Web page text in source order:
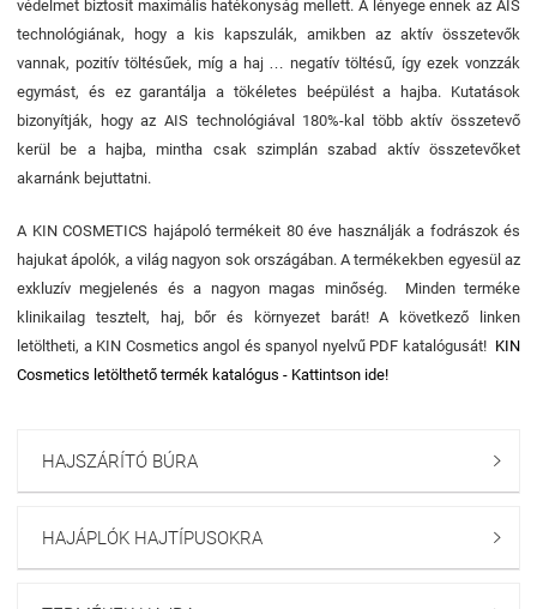
védelmet biztosít maximális hatékonyság mellett. A lényege ennek az AIS
technológiának, hogy a kis kapszulák, amikben az aktív összetevők
vannak, pozitív töltésűek, míg a haj … negatív töltésű, így ezek vonzzák
egymást, és ez garantálja a tökéletes beépülést a hajba. Kutatások
bizonyítják, hogy az AIS technológiával 180%-kal több aktív összetevő
kerül be a hajba, mintha csak szimplán szabad aktív összetevőket
akarnánk bejuttatni.
A KIN COSMETICS hajápoló termékeit 80 éve használják a fodrászok és
hajukat ápolók, a világ nagyon sok országában. A termékekben egyesül az
exkluzív megjelenés és a nagyon magas minőség. Minden terméke
klinikailag tesztelt, haj, bőr és környezet barát!A következő linken
letöltheti, a KIN Cosmetics angol és spanyol nyelvű PDF katalógusát! KIN
Cosmetics letölthető termék katalógus - Kattintson ide!
HAJSZÁRÍTÓ BÚRA 
HAJÁPLÓK HAJTÍPUSOKRA 